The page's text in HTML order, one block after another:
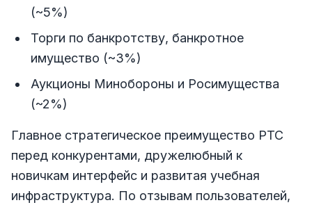
(~5%)
Торги по банкротству, банкротное
имущество (~3%)
Аукционы Минобороны и Росимущества
(~2%)
Главное стратегическое преимущество РТС
перед конкурентами, дружелюбный к
новичкам интерфейс и развитая учебная
инфраструктура. По отзывам пользователей,